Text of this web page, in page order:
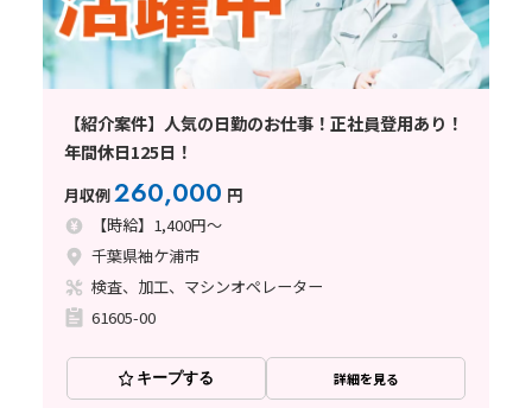
【紹介案件】人気の日勤のお仕事！正社員登用あり！
年間休日125日！
月収例260,000 円
【時給】1,400円～
千葉県袖ケ浦市
検査、加工、マシンオペレーター
61605-00
キープする 詳細を見る